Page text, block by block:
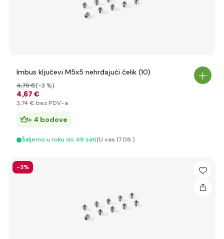
Imbus ključevi M5x5 nehrđajući čelik (10)
4,67 €
4,79 €(-3 %)
3,74 € bez PDV-a
+ 4 bodove
Šaljemo u roku do 48 sati(U vas 17.08.)
-3%